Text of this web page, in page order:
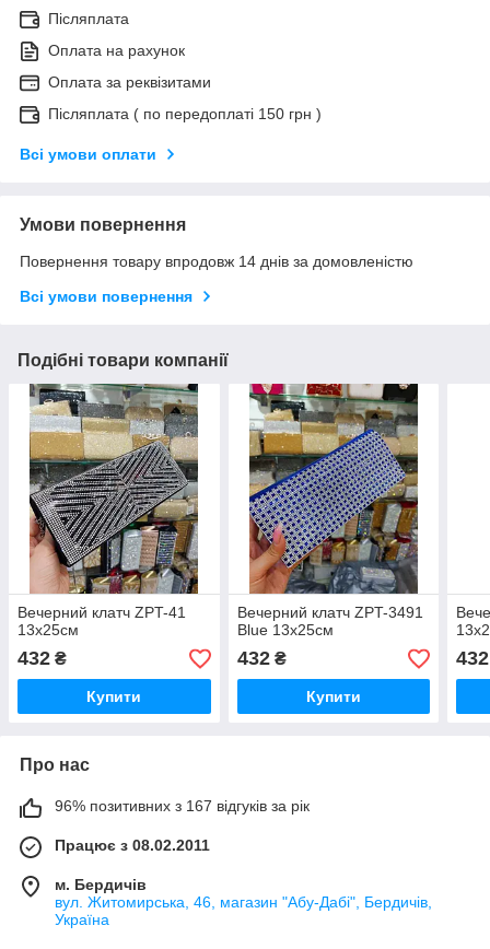
Післяплата
Оплата на рахунок
Оплата за реквізитами
Післяплата ( по передоплаті 150 грн )
Всі умови оплати
Умови повернення
Повернення товару впродовж 14 днів за домовленістю
Всі умови повернення
Подібні товари компанії
Вечерний клатч ZPT-41
13х25см
432 ₴
Купити
Вечерний клатч ZPT-3491
Blue 13х25см
432₴
Купити
432
Про нас
96% позитивних з 167 відгуків за рік
Працює з 08.02.2011
м. Бердичів
вул. Житомирська, 46, магазин "Абу-Дабі", Бердичів,
Україна